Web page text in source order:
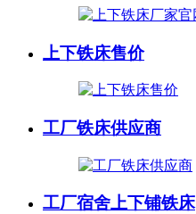
上下铁床售价
工厂铁床供应商
工厂宿舍上下铺铁床